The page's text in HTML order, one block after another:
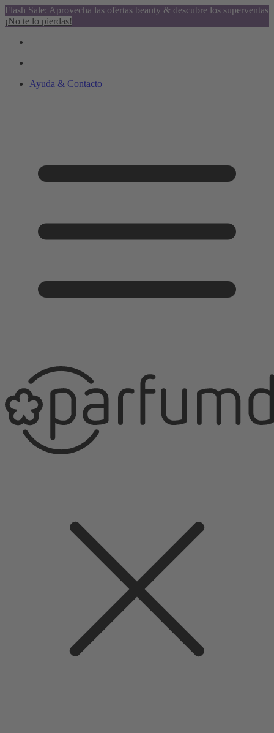
Flash Sale: Aprovecha las ofertas beauty & descubre los superventas
¡No te lo pierdas!
Ayuda & Contacto